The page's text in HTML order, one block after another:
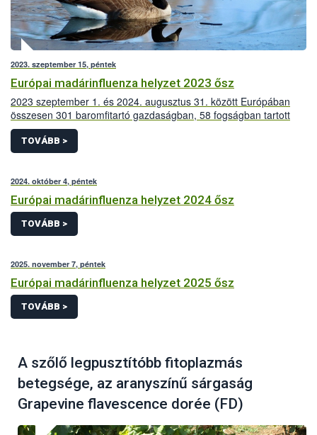
2023. szeptember 15, péntek
Európai madárinfluenza helyzet 2023 ősz
2023 szeptember 1. és 2024. augusztus 31. között Európában
összesen 301 baromfitartó gazdaságban, 58 fogságban tartott
madarakat tartó létesítményben és 1.700 vadmadárból mutatták
ki a szakemberek a magas patogenitású madárinfluenza vírusát.
TOVÁBB >
2024. október 4, péntek
Európai madárinfluenza helyzet 2024 ősz
TOVÁBB >
2025. november 7, péntek
Európai madárinfluenza helyzet 2025 ősz
TOVÁBB >
A szőlő legpusztítóbb fitoplazmás
betegsége, az aranyszínű sárgaság
Grapevine flavescence dorée (FD)